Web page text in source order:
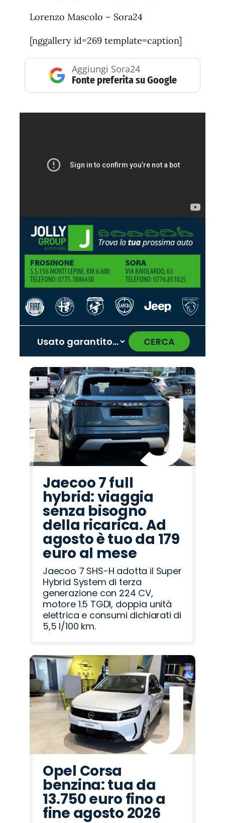
Lorenzo Mascolo – Sora24
[nggallery id=269 template=caption]
Aggiungi Sora24
Fonte preferita su Google
CERCA
Promo
Jaecoo
Promo
Cupra
Promo
Citroën
Promo
Omoda
Promo
Fiat
Promo
Alfa
Romeo
Promo
Mazda
Promo
Hyundai
Promo
Lancia
Promo
Abarth
Promo
Peugeot
Promo
Land
Rover
Promo
Opel
Promo
Seat
Promo
Jeep
‹ ›
Jaecoo 7 full
hybrid: viaggia
senza bisogno
della ricarica. Ad
agosto è tuo da 179
euro al mese
Jaecoo 7 SHS-H adotta il Super
Hybrid System di terza
generazione con 224 CV,
motore 1.5 TGDI, doppia unità
elettrica e consumi dichiarati di
5,5 l/100 km.
Opel Corsa
benzina: tua da
13.750 euro fino a
fine agosto 2026